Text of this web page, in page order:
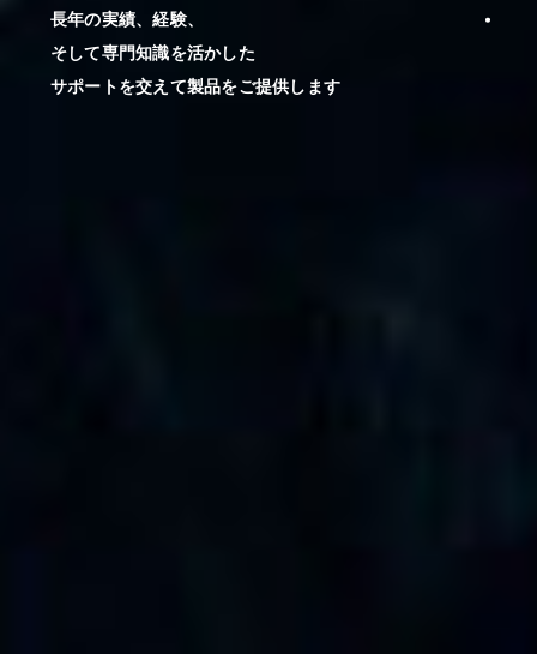
長年の実績、経験、
そして専門知識を活かした
サポートを交えて製品をご提供します